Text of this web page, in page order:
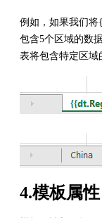
例如，如果我们
包含5个区域的数
表将包含特定区域
4.模板属性